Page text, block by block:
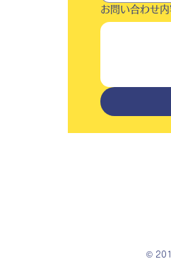
お問い合わせ
©